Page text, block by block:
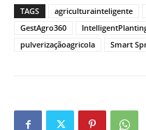
TAGS agriculturainteligente
GestAgro360
pulverizaçãoagricola
Smart